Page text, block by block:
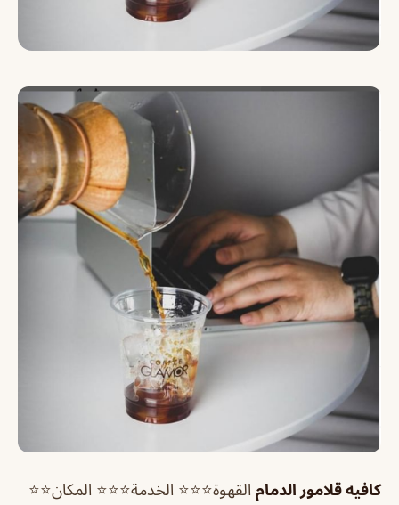
كافيه قلامور الدمام القهوة⭐⭐⭐ الخدمة⭐⭐⭐ المكان⭐⭐